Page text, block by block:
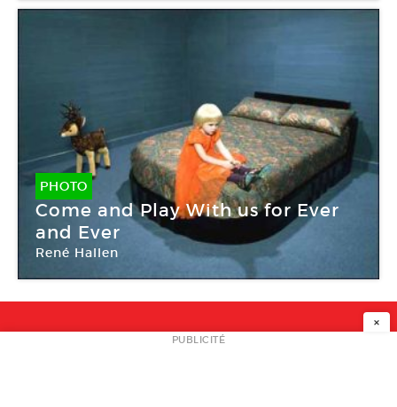
PHOTO
Come and Play With us for Ever
and Ever
René Hallen
NEWSLETTER
×
PUBLICITÉ